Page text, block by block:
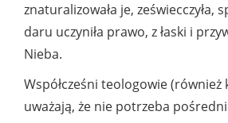
znaturalizowała je, zeświecczyła,
daru uczyniła prawo, z łaski i
Nieba.
Współcześni teologowie (również
uważają, że nie potrzeba